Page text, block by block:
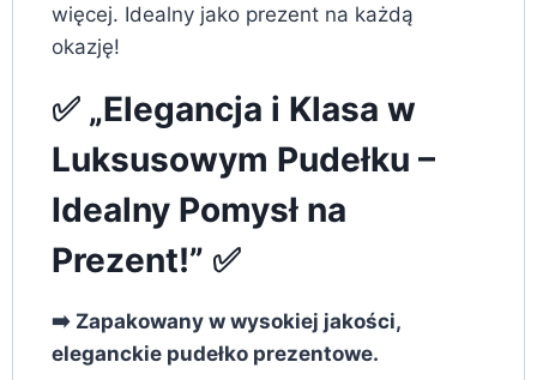
więcej. Idealny jako prezent na każdą
okazję!
✅ „Elegancja i Klasa w
Luksusowym Pudełku –
Idealny Pomysł na
Prezent!” ✅
➡️ Zapakowany w wysokiej jakości,
eleganckie pudełko prezentowe.